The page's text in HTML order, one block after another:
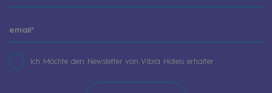
Ich Möchte den Newsletter von Vibra Hotels erhalter